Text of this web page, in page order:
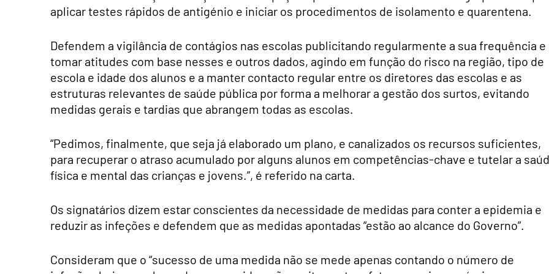
aplicar testes rápidos de antigénio e iniciar os procedimentos de isolamento e quarentena.
Defendem a vigilância de contágios nas escolas publicitando regularmente a sua frequência e
tomar atitudes com base nesses e outros dados, agindo em função do risco na região, tipo de
escola e idade dos alunos e a manter contacto regular entre os diretores das escolas e as
estruturas relevantes de saúde pública por forma a melhorar a gestão dos surtos, evitando
medidas gerais e tardias que abrangem todas as escolas.
“Pedimos, finalmente, que seja já elaborado um plano, e canalizados os recursos suficientes,
para recuperar o atraso acumulado por alguns alunos em competências-chave e tutelar a
física e mental das crianças e jovens.”, é referido na carta.
Os signatários dizem estar conscientes da necessidade de medidas para conter a epidemia e
reduzir as infeções e defendem que as medidas apontadas “estão ao alcance do Governo”.
Consideram que o “sucesso de uma medida não se mede apenas contando o número de